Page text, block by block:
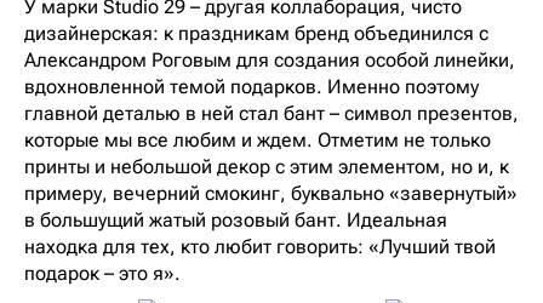
У марки Studio 29 – другая коллаборация, чисто
дизайнерская: к праздникам бренд объединился с
Александром Роговым для создания особой линейки,
вдохновленной темой подарков. Именно поэтому
главной деталью в ней стал бант – символ презентов,
которые мы все любим и ждем. Отметим не только
принты и небольшой декор с этим элементом, но и, к
примеру, вечерний смокинг, буквально «завернутый»
в большущий жатый розовый бант. Идеальная
находка для тех, кто любит говорить: «Лучший твой
подарок – это я».